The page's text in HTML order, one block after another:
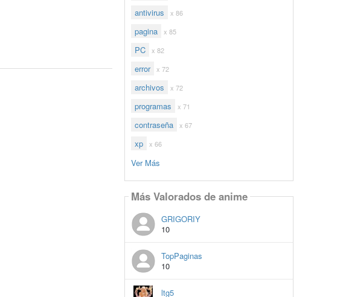
antivirus x 86
pagina x 85
PC x 82
error x 72
archivos x 72
programas x 71
contraseña x 67
xp x 66
Ver Más
Más Valorados de anime
GRIGORIY
10
TopPaginas
10
ltg5